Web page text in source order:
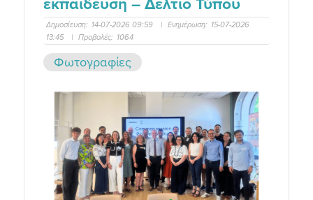
Δημοσίευση: 14-07-2026 09:59 | Ενημέρωση: 15-07-2026
13:45
| Προβολές: 1064
Φωτογραφίες